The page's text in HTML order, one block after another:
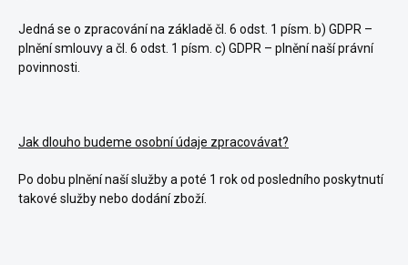
Jedná se o zpracování na základě čl. 6 odst. 1 písm. b) GDPR –
plnění smlouvy a čl. 6 odst. 1 písm. c) GDPR – plnění naší právní
povinnosti.
Jak dlouho budeme osobní údaje zpracovávat?
Po dobu plnění naší služby a poté 1 rok od posledního poskytnutí
takové služby nebo dodání zboží.